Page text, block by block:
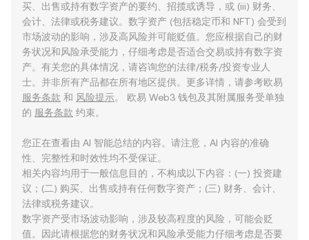
买、出售或持有数字资产的要约、招揽或诱导，或 (iii) 财务、
会计、法律或税务建议。数字资产 (包括稳定币和 NFT) 会受到
市场波动的影响，涉及高风险并可能贬值。您应根据自己的财
务状况和风险承受能力，仔细考虑是否适合交易或持有数字资
产。有关您的具体情况，请咨询您的法律/税务/投资专业人
士。并非所有产品都在所有地区提供。更多详情，请参考欧易
服务条款 和 风险提示。 欧易 Web3 钱包及其附属服务受单独
的 服务条款 约束。
您正在查看由 AI 智能总结的内容。请注意，AI 内容的准确
性、完整性和时效性均不受保证。
相关内容均用于一般信息目的，不构成以下内容：(一) 投资建
议；(二) 购买、出售或持有任何数字资产；(三) 财务、会计、
法律或税务建议。
数字资产受市场波动影响，涉及较高程度的风险，可能会贬
值。因此请根据您的财务状况和风险承受能力仔细考虑是否要